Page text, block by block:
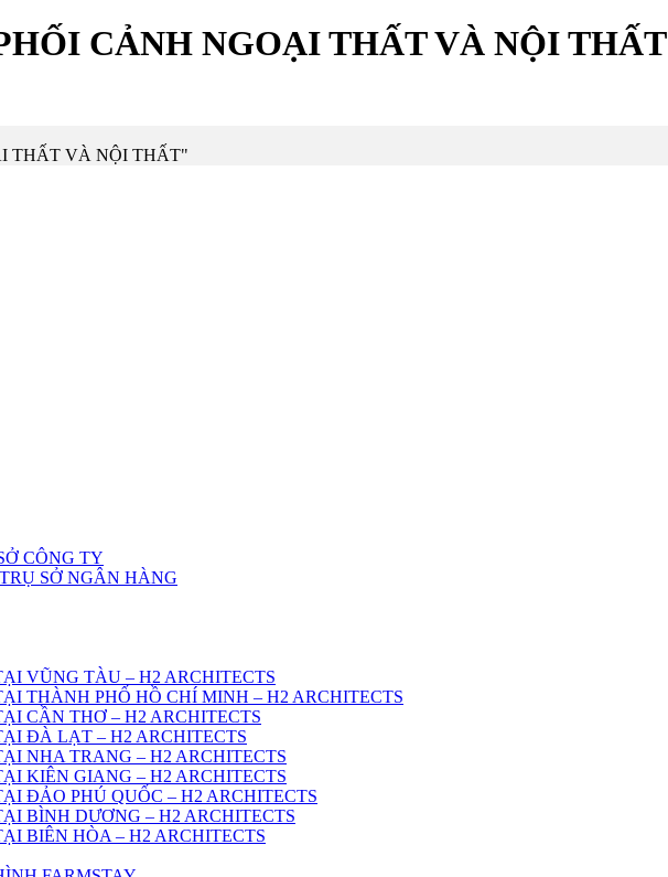
CẢNH NGOẠI THẤT VÀ NỘI THẤT
THẤT VÀ NỘI THẤT"
CÔNG TY
SỞ NGÂN HÀNG
VŨNG TÀU – H2 ARCHITECTS
THÀNH PHỐ HỒ CHÍ MINH – H2 ARCHITECTS
CẦN THƠ – H2 ARCHITECTS
ĐÀ LẠT – H2 ARCHITECTS
NHA TRANG – H2 ARCHITECTS
KIÊN GIANG – H2 ARCHITECTS
ĐẢO PHÚ QUỐC – H2 ARCHITECTS
BÌNH DƯƠNG – H2 ARCHITECTS
BIÊN HÒA – H2 ARCHITECTS